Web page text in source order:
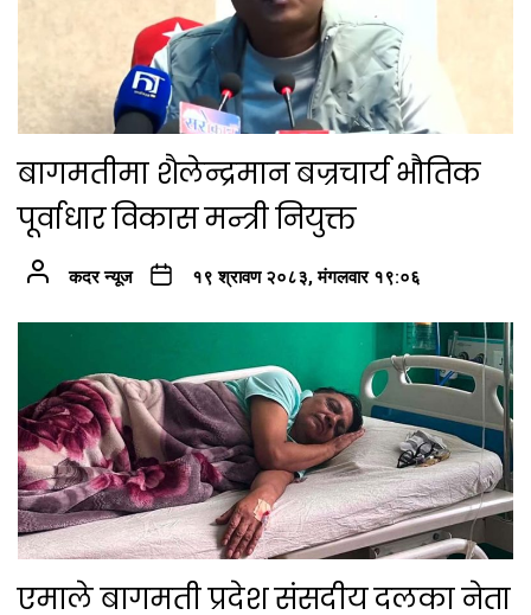
बागमतीमा शैलेन्द्रमान बज्रचार्य भौतिक
पूर्वाधार विकास मन्त्री नियुक्त
कदर न्यूज १९ श्रावण २०८३, मंगलवार १९:०६
एमाले बागमती प्रदेश संसदीय दलका नेता